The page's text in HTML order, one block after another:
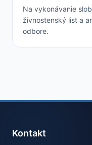
Na vykonávanie
živnostenský list a
odbore.
Kontakt